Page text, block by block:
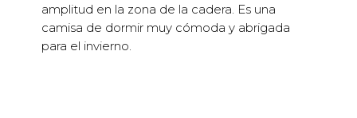
amplitud en la zona de la cadera. Es una
camisa de dormir muy cómoda y abrigada
para el invierno.